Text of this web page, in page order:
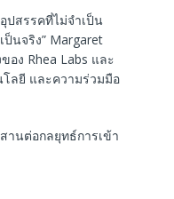
ปสรรคที่ไม่จำเป็น
นจริง” Margaret
อง Rhea Labs และ
โลยี และความร่วมมือ
านต่อกลยุทธ์การเข้า